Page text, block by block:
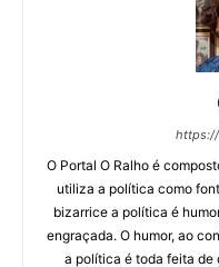
O Portal O Ralho é
utiliza a política como
bizarrice a política é
engraçada. O humor, ao
a política é toda feita de